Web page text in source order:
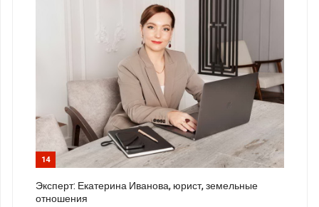
14
Эксперт: Екатерина Иванова, юрист, земельные
отношения